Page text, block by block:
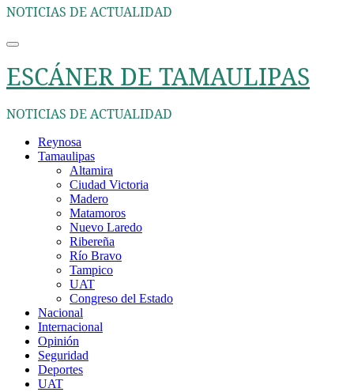
NOTICIAS DE ACTUALIDAD
ESCÁNER DE TAMAULIPAS
NOTICIAS DE ACTUALIDAD
Reynosa
Tamaulipas
Altamira
Ciudad Victoria
Madero
Matamoros
Nuevo Laredo
Ribereña
Río Bravo
Tampico
UAT
Congreso del Estado
Nacional
Internacional
Opinión
Seguridad
Deportes
UAT